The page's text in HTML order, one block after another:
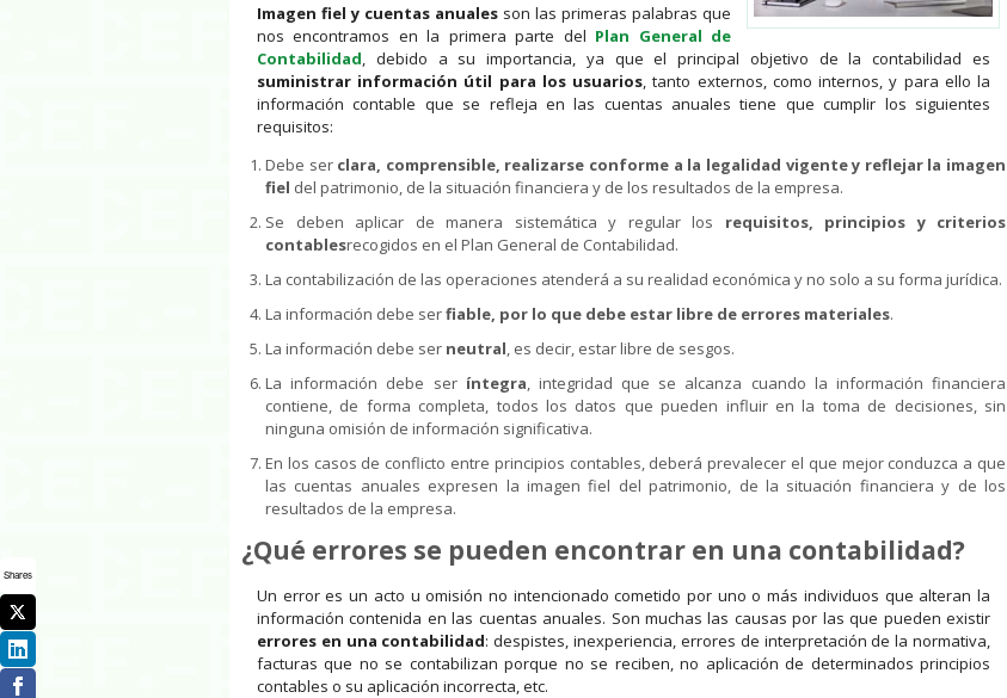
Imagen fiel y cuentas anuales son las primeras palabras que
nos encontramos en la primera parte del Plan General de
Contabilidad , debido a su importancia, ya que el principal objetivo de la contabilidad es
suministrar información útil para los usuarios , tanto externos, como internos, y para ello la
información contable que se refleja en las cuentas anuales tiene que cumplir los siguientes
requisitos:
Debe ser clara, comprensible, realizarse conforme a la legalidad vigente y reflejar la imagen
fiel del patrimonio, de la situación financiera y de los resultados de la empresa.
Se deben aplicar de manera sistemática y regular los requisitos, principios y criterios
contablesrecogidos en el Plan General de Contabilidad.
La contabilización de las operaciones atenderá a su realidad económica y no solo a su forma jurídica.
La información debe serfiable, por lo que debe estar libre de errores materiales.
La información debe ser neutral , es decir, estar libre de sesgos.
La información debe ser íntegra , integridad que se alcanza cuando la información financiera
contiene, de forma completa, todos los datos que pueden influir en la toma de decisiones, sin
ninguna omisión de información significativa.
En los casos de conflicto entre principios contables, deberá prevalecer el que mejor conduzca a que
las cuentas anuales expresen la imagen fiel del patrimonio, de la situación financiera y de los
resultados de la empresa.
¿Qué errores se pueden encontrar en una contabilidad?
Un error es un acto u omisión no intencionado cometido por uno o más individuos que alteran la
información contenida en las cuentas anuales. Son muchas las causas por las que pueden existir
errores en una contabilidad: despistes, inexperiencia, errores de interpretación de la normativa,
facturas que no se contabilizan porque no se reciben, no aplicación de determinados principios
contables o su aplicación incorrecta, etc.
Shares